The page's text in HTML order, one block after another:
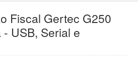
Fiscal Gertec G250
USB, Serial e